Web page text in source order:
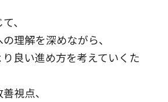
、
理解を深めながら、
良い進め方を考えていくた
視点、